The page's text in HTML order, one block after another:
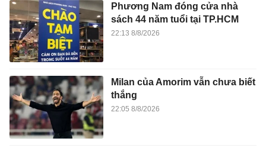
Phương Nam đóng cửa nhà
sách 44 năm tuổi tại TP.HCM
22:13 8/8/2026
Milan của Amorim vẫn chưa biết
thắng
22:05 8/8/2026